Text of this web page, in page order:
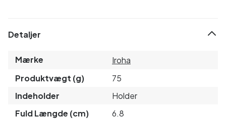
Detaljer
Mærke
Iroha
Produktvægt (g)
75
Indeholder
Holder
Fuld Længde (cm)
6.8